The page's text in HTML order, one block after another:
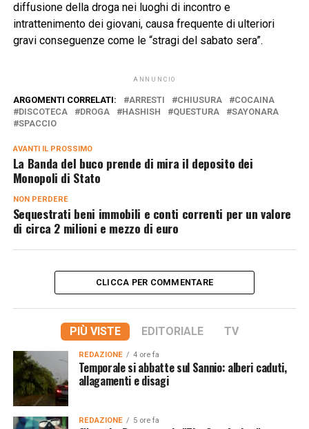
diffusione della droga nei luoghi di incontro e
intrattenimento dei giovani, causa frequente di ulteriori
gravi conseguenze come le “stragi del sabato sera”.
ANNUNCIO
ARGOMENTI CORRELATI: ARRESTI CHIUSURA
COCAINA
DISCOTECA
DROGA HASHISH QUESTURA
SAYONARA
SPACCIO
AVANTI IL ​​PROSSIMO
La Banda del buco prende di mira il deposito dei
Monopoli di Stato
NON PERDERE
Sequestrati beni immobili e conti correnti per un valore
di circa 2 milioni e mezzo di euro
CLICCA PER COMMENTARE
PIÙ VISTE EDITORIALE TV
REDAZIONE 4 ore fa
Temporale si abbatte sul Sannio: alberi caduti,
allagamenti e disagi
REDAZIONE 5 ore fa